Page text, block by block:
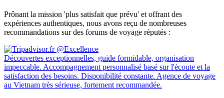
Prônant la mission 'plus satisfait que prévu' et offrant des
expériences authentiques, nous avons reçu de nombreuses
recommandations sur des forums de voyage réputés :
Découvertes exceptionnelles, guide formidable, organisation
impeccable. Accompagnement personnalisé basé sur l'écoute et la
satisfaction des besoins. Disponibilité constante. Agence de voyage
au Vietnam très sérieuse, fortement recommandée.